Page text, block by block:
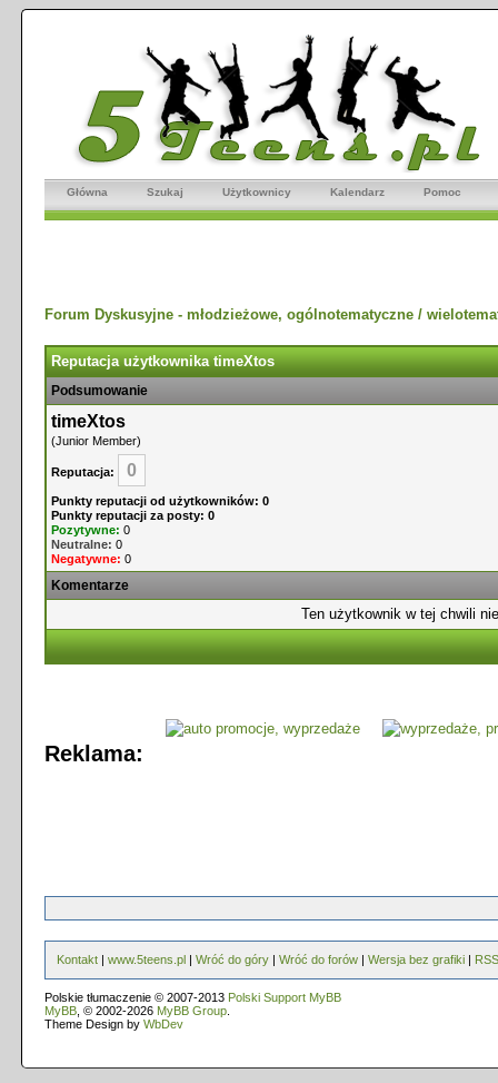
Główna Szukaj Użytkownicy Kalendarz Pomoc
Forum Dyskusyjne - młodzieżowe, ogólnotematyczne /
Reputacja użytkownika timeXtos
Podsumowanie
timeXtos
(Junior Member)
Reputacja: 0
Punkty reputacji od użytkowników: 0
Punkty reputacji za posty: 0
Pozytywne: 0
Neutralne: 0
Negatywne: 0
Komentarze
Ten użytkownik w tej chwili
Reklama:
Kontakt | www.5teens.pl | Wróć do góry | Wróć do forów | Wersja bez grafiki | RSS
Polskie tłumaczenie © 2007-2013 Polski Support MyBB
MyBB , © 2002-2026 MyBB Group
Theme Design by WbDev